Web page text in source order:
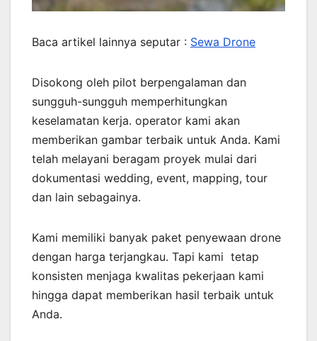
Baca artikel lainnya seputar : Sewa Drone
Disokong oleh pilot berpengalaman dan
sungguh-sungguh memperhitungkan
keselamatan kerja. operator kami akan
memberikan gambar terbaik untuk Anda. Kami
telah melayani beragam proyek mulai dari
dokumentasi wedding, event, mapping, tour
dan lain sebagainya.
Kami memiliki banyak paket penyewaan drone
dengan harga terjangkau. Tapi kami tetap
konsisten menjaga kwalitas pekerjaan kami
hingga dapat memberikan hasil terbaik untuk
Anda.